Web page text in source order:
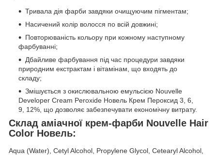
Тривала дія фарби завдяки очищуючим пігментам;
Насичений колір волосся по всій довжині;
Повторюваність кольору при кожному наступному
фарбуванні;
Дбайливе фарбування під час процедури завдяки
природним екстрактам і вітамінам, що входять до
складу;
Змішується з окислювальною емульсією Nouvelle
Developer Cream Peroxide Новель Крем Пероксид 3, 6,
9, 12%, що дозволяє забезпечувати економічну витрату.
Склад аміачної крем-фарби Nouvelle Hair
Color Новель:
Aqua (Water), Cetyl Alcohol, Propylene Glycol, Cetearyl Alcohol,